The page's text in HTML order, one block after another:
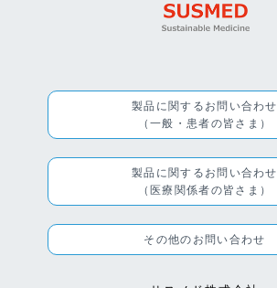
製品に関するお問い合わせ
（一般・患者の皆さま）
製品に関するお問い合わせ
（医療関係者の皆さま）
その他のお問い合わせ